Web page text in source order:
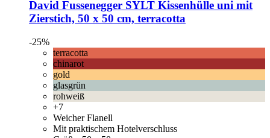
David Fussenegger SYLT Kissenhülle uni mit
Zierstich, 50 x 50 cm, terracotta
-25%
terracotta
chinarot
gold
glasgrün
rohweiß
+7
Weicher Flanell
Mit praktischem Hotelverschluss